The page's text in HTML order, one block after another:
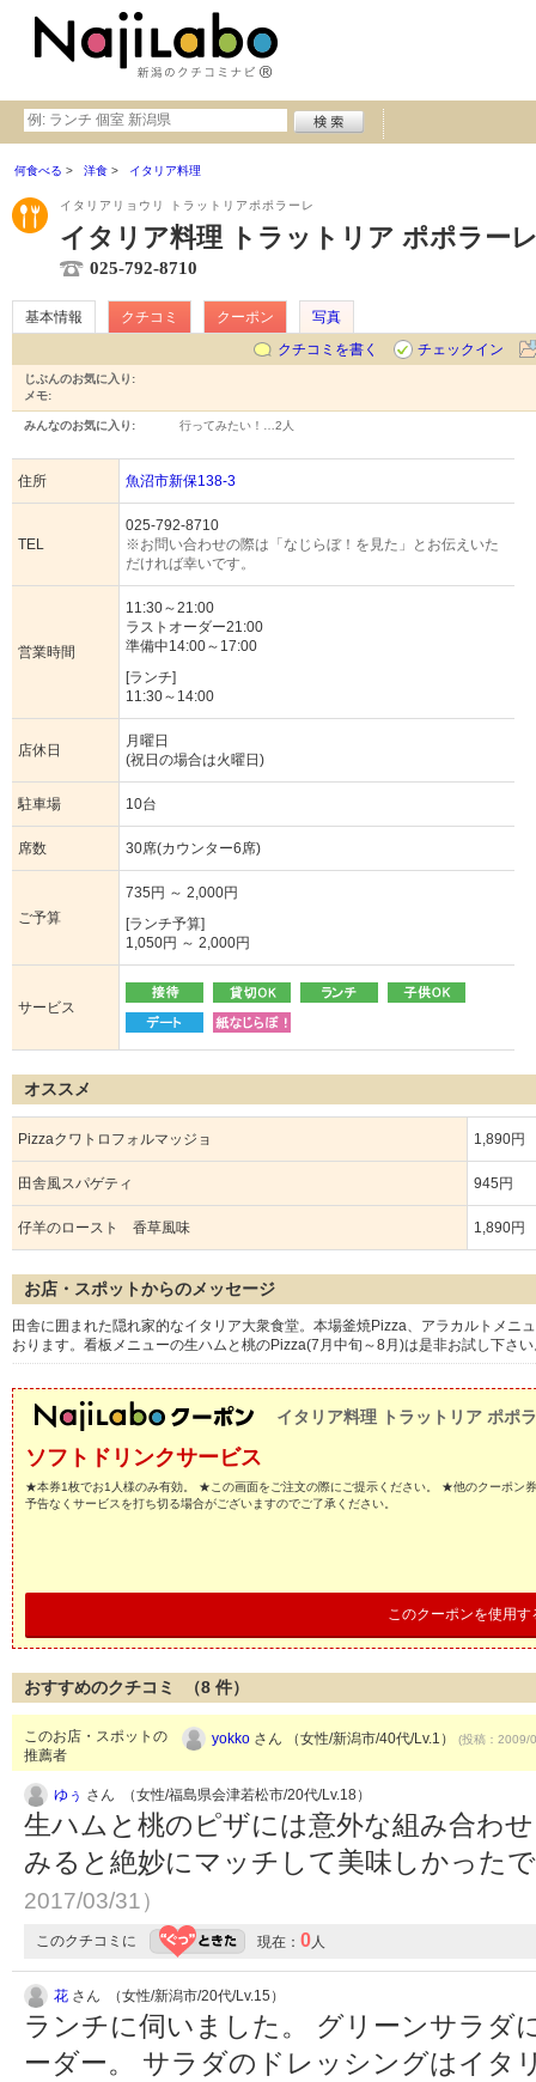
何食べる 洋食 イタリア料理
イタリアリョウリ トラットリアポポラーレ
イタリア料理 トラットリア ポポラー
025-792-8710
基本情報 クチコミ クーポン
写真
クチコミを書く
チェックイン
じぶんのお気に入り:
メモ:
みんなのお気に入り: 行ってみたい！… 2人
住所 魚沼市新保138-3
TEL
025-792-8710
※お問い合わせの際は「なじらぼ！を見た」とお伝えいた
だければ幸いです。
営業時間
11:30～21:00
ラストオーダー21:00
準備中14:00～17:00
[ランチ]
11:30～14:00
店休日
月曜日
(祝日の場合は火曜日)
駐車場 10台
席数 30席(カウンター6席)
ご予算
735円 ～ 2,000円
[ランチ予算]
1,050円 ～ 2,000円
サービス
オススメ
Pizzaクワトロフォルマッジョ 1,890円
田舎風スパゲティ 945円
仔羊のロースト 香草風味 1,890円
お店・スポットからのメッセージ
田舎に囲まれた隠れ家的なイタリア大衆食堂。本場釜焼Pizza、アラカルトメニ
おります。看板メニューの生ハムと桃のPizza(7月中旬～8月)は是非お試し下さ
イタリア料理 トラットリア ポポ
ソフトドリンクサービス
★本券1枚でお1人様のみ有効。 ★この画面をご注文の際にご提示ください。 ★他のクーポン
予告なくサービスを打ち切る場合がございますのでご了承ください。
このクーポンを使用す
おすすめのクチコミ （8 件）
このお店・スポットの
推薦者
yokko さん （女性/新潟市/40代/Lv.1） (投稿：2009/
ゆぅ さん （女性/福島県会津若松市/20代/Lv.18）
生ハムと桃のピザには意外な組み合わ
みると絶妙にマッチして美味しかった
2017/03/31）
このクチコミに 現在： 0人
花 さん （女性/新潟市/20代/Lv.15）
ランチに伺いました。 グリーンサラダ
ーダー。 サラダのドレッシングはイタ